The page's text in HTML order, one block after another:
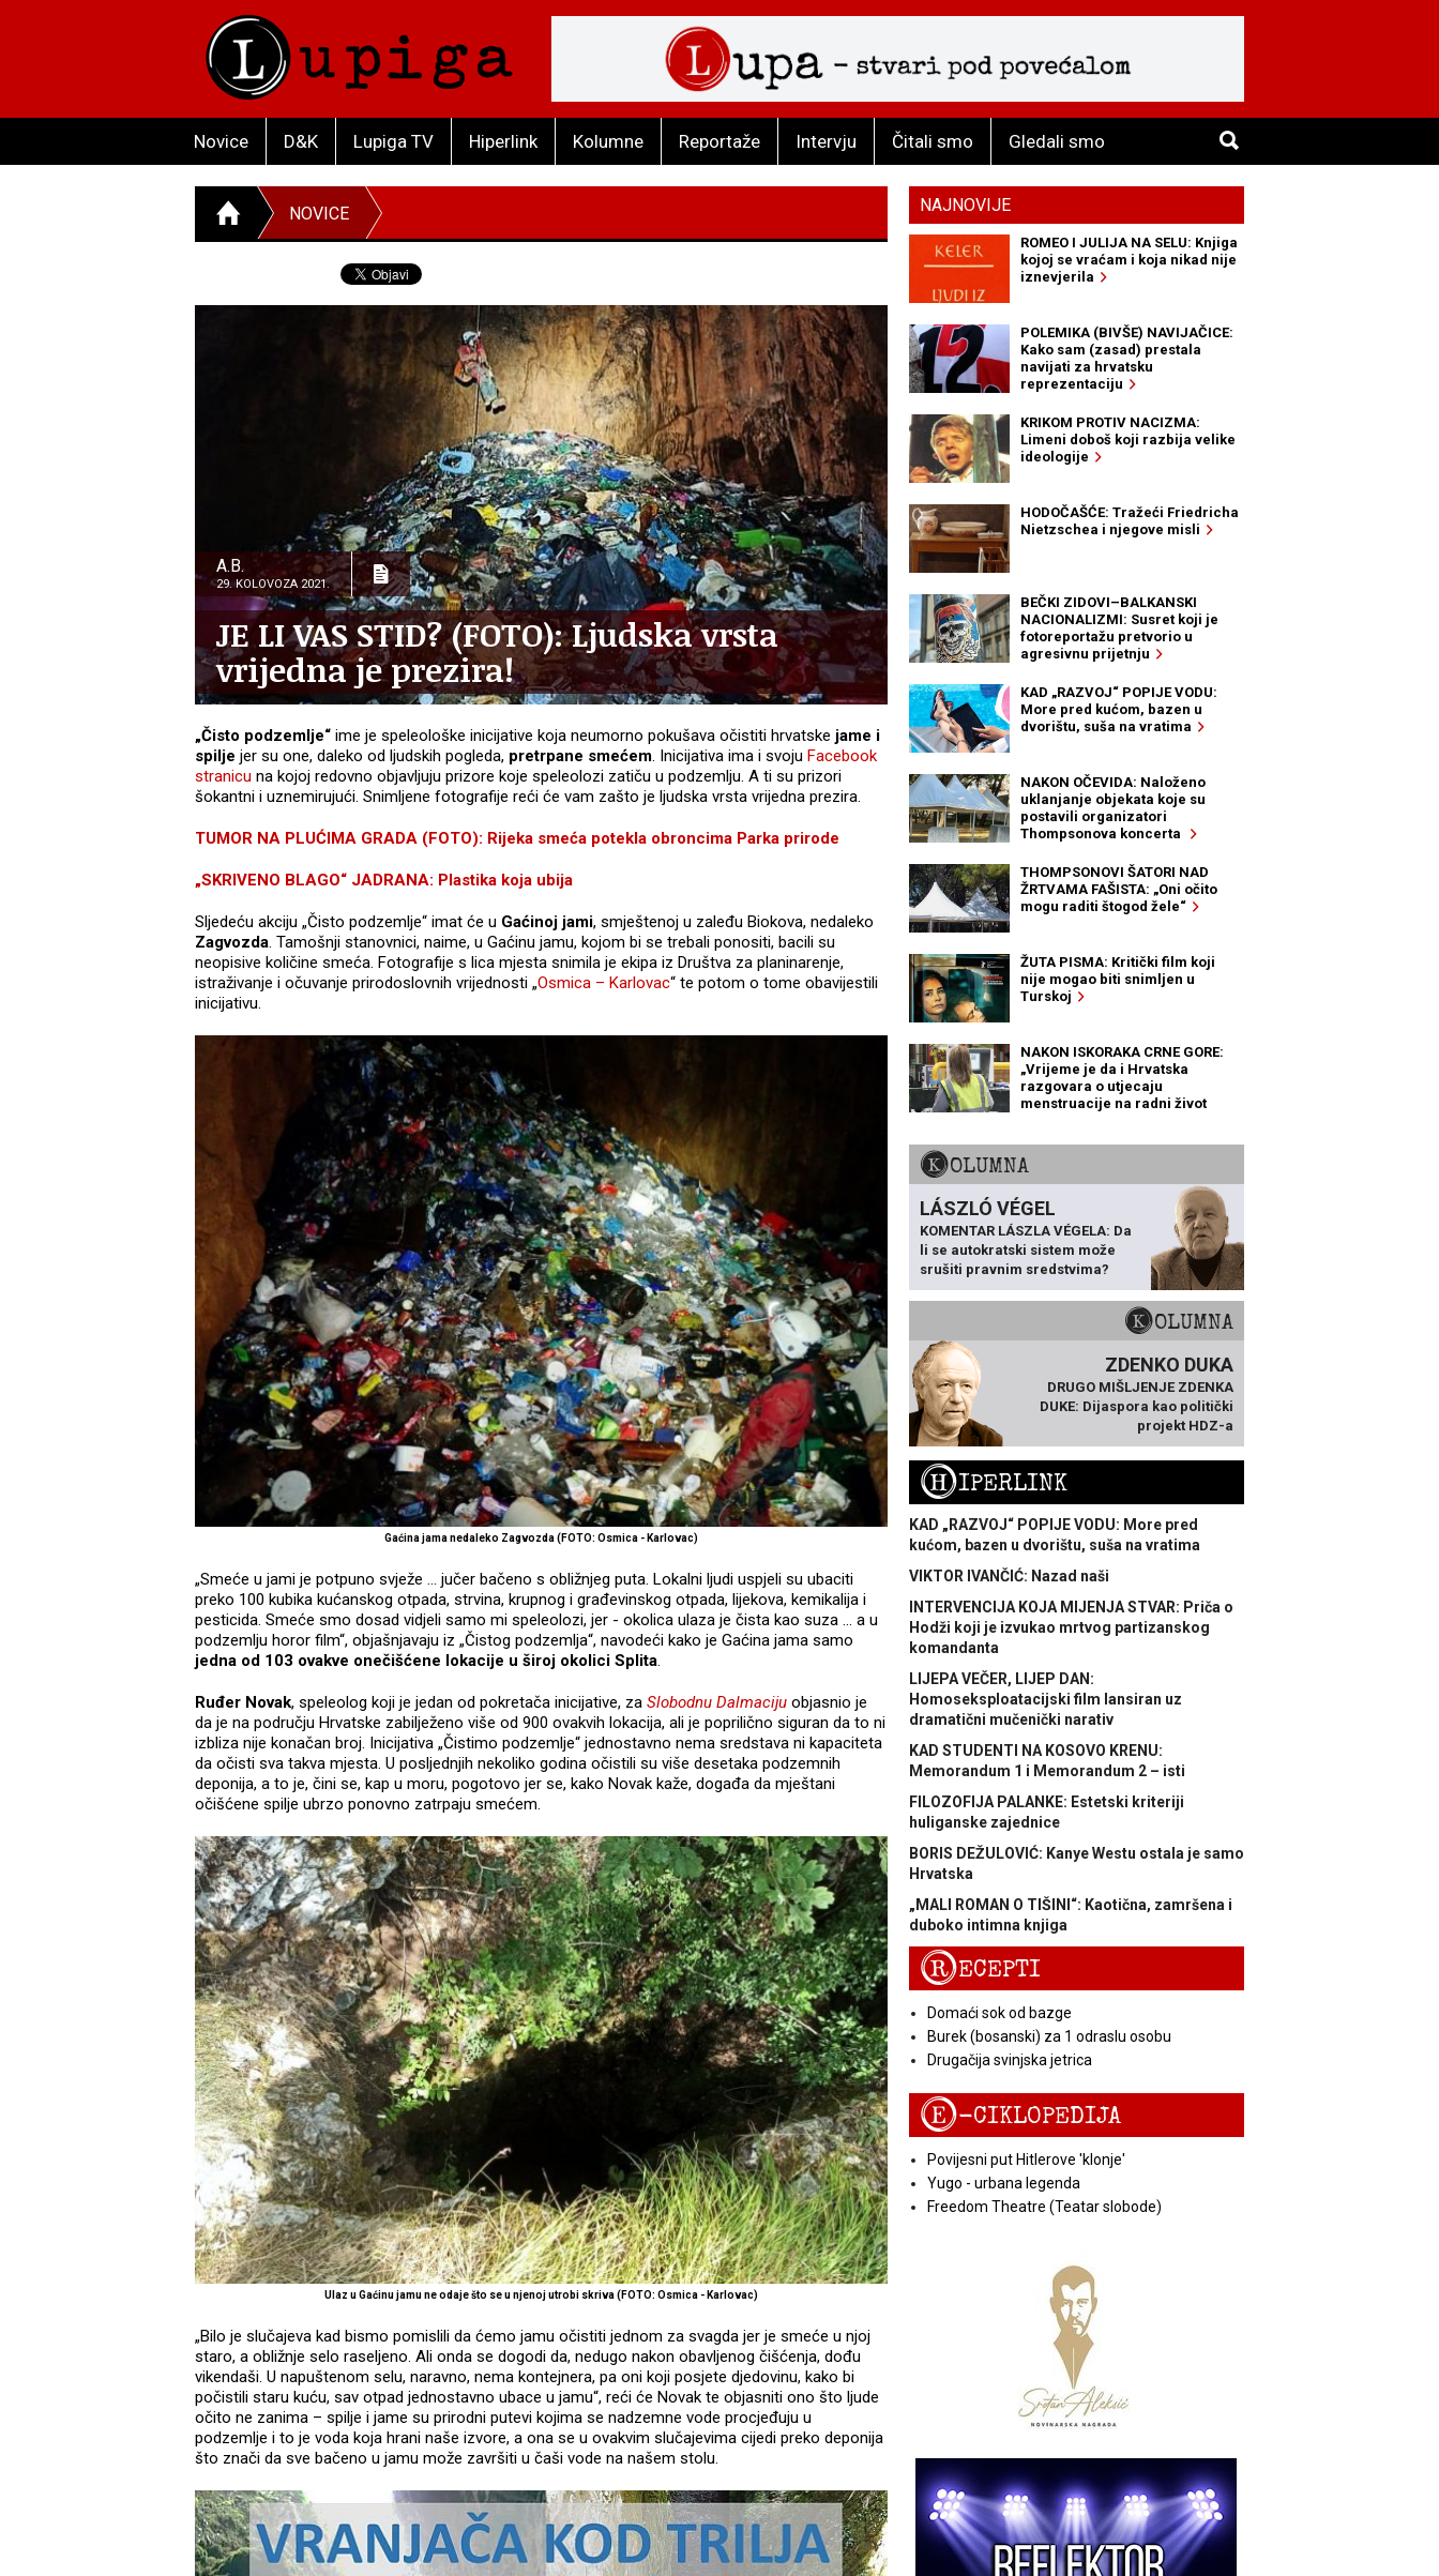
Novice D&K Lupiga TV Hiperlink Kolumne Reportaže Intervju Čitali smo Gledali smo
NOVICE
A.B.
29. KOLOVOZA 2021.
JE LI VAS STID? (FOTO): Ljudska vrsta
vrijedna je prezira!
„Čisto podzemlje“ ime je speleološke inicijative koja neumorno pokušava očistiti hrvatske jame i
spilje jer su one, daleko od ljudskih pogleda, pretrpane smećem. Inicijativa ima i svoju Facebook
stranicu na kojoj redovno objavljuju prizore koje speleolozi zatiču u podzemlju. A ti su prizori
šokantni i uznemirujući. Snimljene fotografije reći će vam zašto je ljudska vrsta vrijedna prezira.
TUMOR NA PLUĆIMA GRADA (FOTO): Rijeka smeća potekla obroncima Parka prirode
„SKRIVENO BLAGO“ JADRANA: Plastika koja ubija
Sljedeću akciju „Čisto podzemlje“ imat će u Gaćinoj jami, smještenoj u zaleđu Biokova, nedaleko
Zagvozda. Tamošnji stanovnici, naime, u Gaćinu jamu, kojom bi se trebali ponositi, bacili su
neopisive količine smeća. Fotografije s lica mjesta snimila je ekipa iz Društva za planinarenje,
istraživanje i očuvanje prirodoslovnih vrijednosti „Osmica – Karlovac“ te potom o tome obavijestili
inicijativu.
Gaćina jama nedaleko Zagvozda (FOTO: Osmica - Karlovac)
„Smeće u jami je potpuno svježe ... jučer bačeno s obližnjeg puta. Lokalni ljudi uspjeli su ubaciti
preko 100 kubika kućanskog otpada, strvina, krupnog i građevinskog otpada, lijekova, kemikalija i
pesticida. Smeće smo dosad vidjeli samo mi speleolozi, jer - okolica ulaza je čista kao suza ... a u
podzemlju horor film“, objašnjavaju iz „Čistog podzemlja“, navodeći kako je Gaćina jama samo
jedna od 103 ovakve onečišćene lokacije u široj okolici Splita.
Ruđer Novak, speleolog koji je jedan od pokretača inicijative, za Slobodnu Dalmaciju objasnio je
da je na području Hrvatske zabilježeno više od 900 ovakvih lokacija, ali je poprilično siguran da to ni
izbliza nije konačan broj. Inicijativa „Čistimo podzemlje“ jednostavno nema sredstava ni kapaciteta
da očisti sva takva mjesta. U posljednjih nekoliko godina očistili su više desetaka podzemnih
deponija, a to je, čini se, kap u moru, pogotovo jer se, kako Novak kaže, događa da mještani
očišćene spilje ubrzo ponovno zatrpaju smećem.
Ulaz u Gaćinu jamu ne odaje što se u njenoj utrobi skriva (FOTO: Osmica - Karlovac)
„Bilo je slučajeva kad bismo pomislili da ćemo jamu očistiti jednom za svagda jer je smeće u njoj
staro, a obližnje selo raseljeno. Ali onda se dogodi da, nedugo nakon obavljenog čišćenja, dođu
vikendaši. U napuštenom selu, naravno, nema kontejnera, pa oni koji posjete djedovinu, kako bi
počistili staru kuću, sav otpad jednostavno ubace u jamu“, reći će Novak te objasniti ono što ljude
očito ne zanima – spilje i jame su prirodni putevi kojima se nadzemne vode procjeđuju u
podzemlje i to je voda koja hrani naše izvore, a ona se u ovakvim slučajevima cijedi preko deponija
što znači da sve bačeno u jamu može završiti u čaši vode na našem stolu.
NAJNOVIJE
ROMEO I JULIJA NA SELU: Knjiga
kojoj se vraćam i koja nikad nije
iznevjerila
POLEMIKA (BIVŠE) NAVIJAČICE:
Kako sam (zasad) prestala
navijati za hrvatsku
reprezentaciju
KRIKOM PROTIV NACIZMA:
Limeni doboš koji razbija velike
ideologije
HODOČAŠĆE: Tražeći Friedricha
Nietzschea i njegove misli
BEČKI ZIDOVI–BALKANSKI
NACIONALIZMI: Susret koji je
fotoreportažu pretvorio u
agresivnu prijetnju
KAD „RAZVOJ“ POPIJE VODU:
More pred kućom, bazen u
dvorištu, suša na vratima
NAKON OČEVIDA: Naloženo
uklanjanje objekata koje su
postavili organizatori
Thompsonova koncerta
THOMPSONOVI ŠATORI NAD
ŽRTVAMA FAŠISTA: „Oni očito
mogu raditi štogod žele“
ŽUTA PISMA: Kritički film koji
nije mogao biti snimljen u
Turskoj
NAKON ISKORAKA CRNE GORE:
„Vrijeme je da i Hrvatska
razgovara o utjecaju
menstruacije na radni život
KOLUMNA
LÁSZLÓ VÉGEL
KOMENTAR LÁSZLA VÉGELA: Da
li se autokratski sistem može
srušiti pravnim sredstvima?
KOLUMNA
ZDENKO DUKA
DRUGO MIŠLJENJE ZDENKA
DUKE: Dijaspora kao politički
projekt HDZ-a
HIPERLINK
KAD „RAZVOJ“ POPIJE VODU: More pred
kućom, bazen u dvorištu, suša na vratima
VIKTOR IVANČIĆ: Nazad naši
INTERVENCIJA KOJA MIJENJA STVAR: Priča o
Hodži koji je izvukao mrtvog partizanskog
komandanta
LIJEPA VEČER, LIJEP DAN:
Homoseksploatacijski film lansiran uz
dramatični mučenički narativ
KAD STUDENTI NA KOSOVO KRENU:
Memorandum 1 i Memorandum 2 – isti
FILOZOFIJA PALANKE: Estetski kriteriji
huliganske zajednice
BORIS DEŽULOVIĆ: Kanye Westu ostala je samo
Hrvatska
„MALI ROMAN O TIŠINI“: Kaotična, zamršena i
duboko intimna knjiga
RECEPTI
Domaći sok od bazge
Burek (bosanski) za 1 odraslu osobu
Drugačija svinjska jetrica
E-CIKLOPEDIJA
Povijesni put Hitlerove 'klonje'
Yugo - urbana legenda
Freedom Theatre (Teatar slobode)